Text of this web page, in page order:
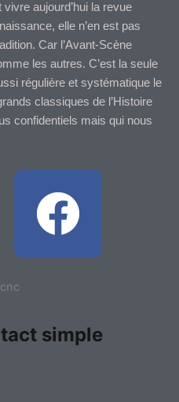
vivre aujourd’hui la revue
elle n’en est pas
Car l’Avant-Scène
les autres. C’est la seule
régulière et systématique le
classiques de l’Histoire
confidentiels mais qui nous
F
a
e
simple